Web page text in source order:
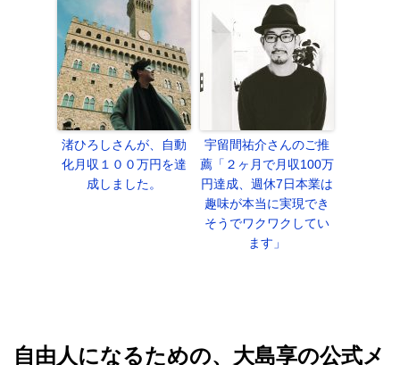
渚ひろしさんが、自動
化月収１００万円を達
成しました。
宇留間祐介さんのご推
薦「２ヶ月で月収100万
円達成、週休7日本業は
趣味が本当に実現でき
そうでワクワクしてい
ます」
自由人になるための、大島享の公式メ